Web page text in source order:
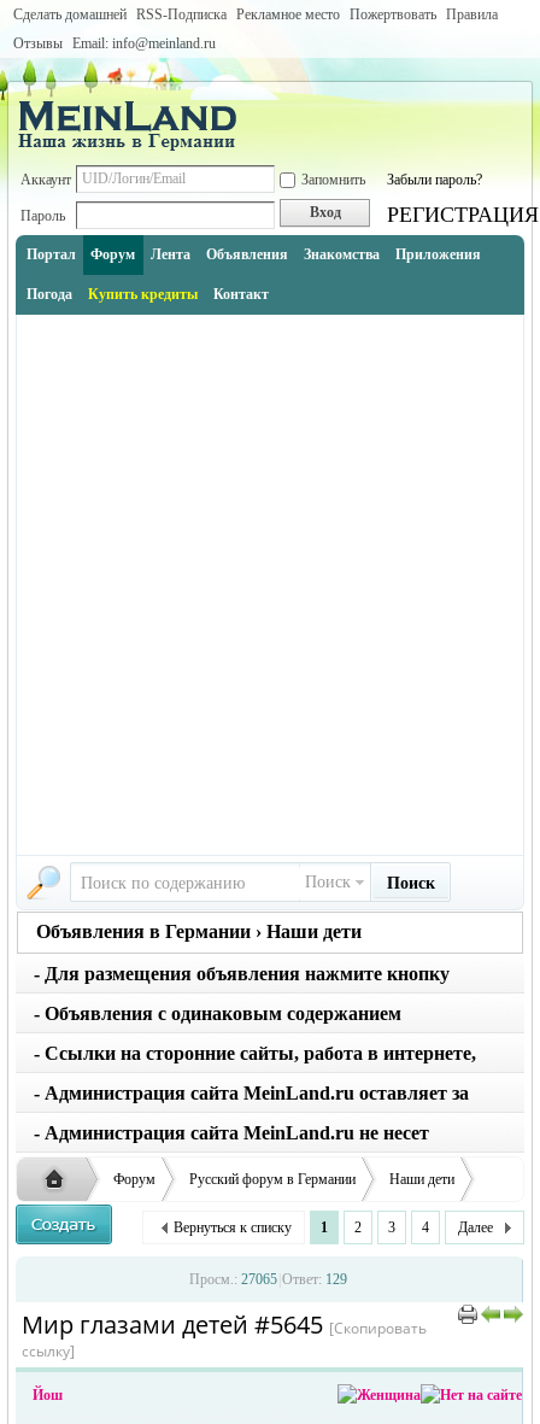
Сделать домашней RSS-Подписка Рекламное место Пожертвовать Правила
Отзывы Email: info@meinland.ru
Аккаунт Запомнить Забыли пароль?
Пароль Вход РЕГИСТРАЦИЯ
Портал Форум Лента Объявления Знакомства Приложения
Погода Купить кредиты Контакт
Поиск Поиск
Объявления в Германии › Наши дети
вернуться на главную страницу объявлений
- Для размещения объявления нажмите кнопку
создать
- Объявления с одинаковым содержанием
размещаются не чаще 1 раза в месяц. Не применяйте
заглавные буквы вместо строчных, последует
удаление объявления
- Ссылки на сторонние сайты, работа в интернете,
MLM, пирамиды, магия, объявления не имеющие
отношения к Германии удаляются без объяснений
- Администрация сайта MeinLand.ru оставляет за
собой право редактировать объявление, не искажая
его смысл
- Администрация сайта MeinLand.ru не несет
ответственности за содержание размещенных
объявлений
Форум Русский форум в Германии Наши дети
Мир глазами детей 1 2 3 4 Далее
Вернуться к списку
Просм.: 27065 Ответ: 129
Мир глазами детей #5645 [Скопировать
ссылку]
Йош